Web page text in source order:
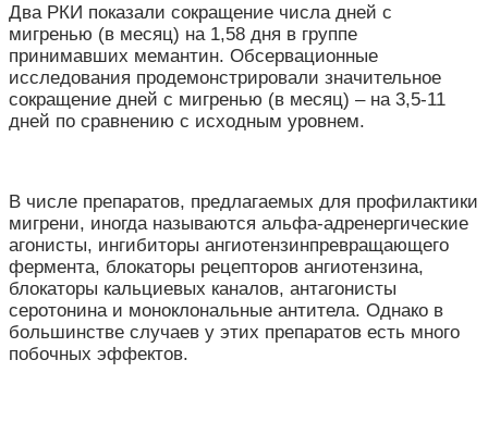
Два РКИ показали сокращение числа дней с
мигренью (в месяц) на 1,58 дня в группе
принимавших мемантин. Обсервационные
исследования продемонстрировали значительное
сокращение дней с мигренью (в месяц) – на 3,5-11
дней по сравнению с исходным уровнем.
В числе препаратов, предлагаемых для профилактики
мигрени, иногда называются альфа-адренергические
агонисты, ингибиторы ангиотензинпревращающего
фермента, блокаторы рецепторов ангиотензина,
блокаторы кальциевых каналов, антагонисты
серотонина и моноклональные антитела. Однако в
большинстве случаев у этих препаратов есть много
побочных эффектов.